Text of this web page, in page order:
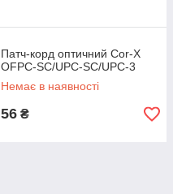
Патч-корд оптичний Cor-X
OFPC-SC/UPC-SC/UPC-3
Немає в наявності
56 ₴